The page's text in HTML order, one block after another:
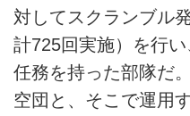
対してスクランブル
計725回実施）を行
任務を持った部隊だ
空団と、そこで運用